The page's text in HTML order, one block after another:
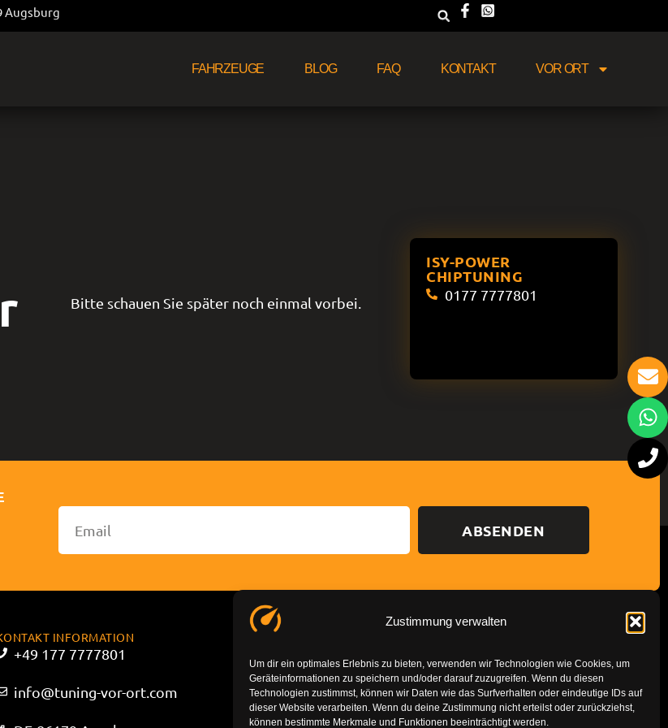
Zustimmung verwalten
Um dir ein optimales Erlebnis zu bieten, verwenden wir Technologien wie Cookies, um
Geräteinformationen zu speichern und/oder darauf zuzugreifen. Wenn du diesen
Technologien zustimmst, können wir Daten wie das Surfverhalten oder eindeutige IDs auf
dieser Website verarbeiten. Wenn du deine Zustimmung nicht erteilst oder zurückziehst,
können bestimmte Merkmale und Funktionen beeinträchtigt werden.
Augsburg
FAHRZEUGE BLOG FAQ KONTAKT VOR ORT
Bitte schauen Sie später noch einmal vorbei.
ISY-POWER
CHIPTUNING
0177 7777801
ABSENDEN
INFORMATION
+49 177 7777801
info@tuning-vor-ort.com